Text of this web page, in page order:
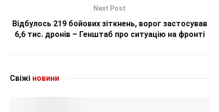
Next Post
Відбулось 219 бойових зіткнень, ворог застосував
6,6 тис. дронів – Генштаб про ситуацію на фронті
Свіжі новини